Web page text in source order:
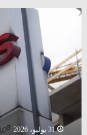
النمسا
من
نصف
السوريين
والأفغان
والعراقيين
في
النمسا 31 يوليو، 2026